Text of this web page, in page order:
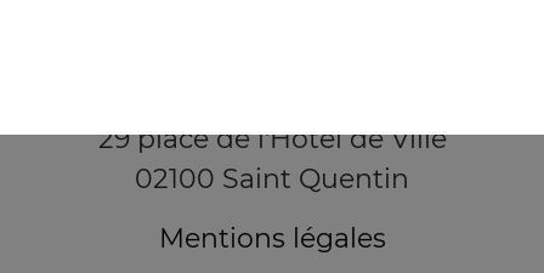
29 place de l'Hôtel de Ville
02100 Saint Quentin
Mentions légales